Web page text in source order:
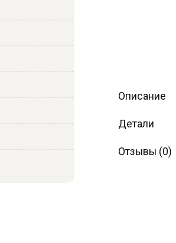
Описание
Детали
Отзывы (0)